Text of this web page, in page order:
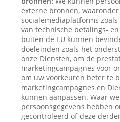
externe bronnen,
socialemediaplatforms
van technische betalings-
buiten de EU kunnen
doeleinden zoals het
onze Diensten, om de
marketingcampagnes voor
om uw voorkeuren beter te
marketingcampagnes en
kunnen aanpassen. Waar
persoonsgegevens hebben
gecontroleerd of deze